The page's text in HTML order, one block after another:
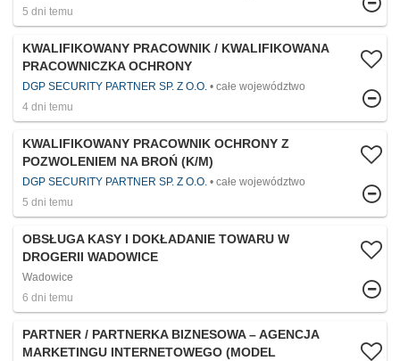
5 dni temu
KWALIFIKOWANY PRACOWNIK / KWALIFIKOWANA
PRACOWNICZKA OCHRONY
DGP SECURITY PARTNER SP. Z O.O.
całe województwo
4 dni temu
KWALIFIKOWANY PRACOWNIK OCHRONY Z
POZWOLENIEM NA BROŃ (K/M)
DGP SECURITY PARTNER SP. Z O.O.
całe województwo
5 dni temu
OBSŁUGA KASY I DOKŁADANIE TOWARU W
DROGERII WADOWICE
Wadowice
6 dni temu
PARTNER / PARTNERKA BIZNESOWA – AGENCJA
MARKETINGU INTERNETOWEGO (MODEL